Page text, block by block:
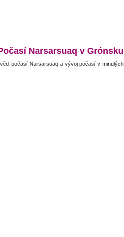
Narsarsuaq v Grónsku
počasí Narsarsuaq a vývoj počasí v minulých